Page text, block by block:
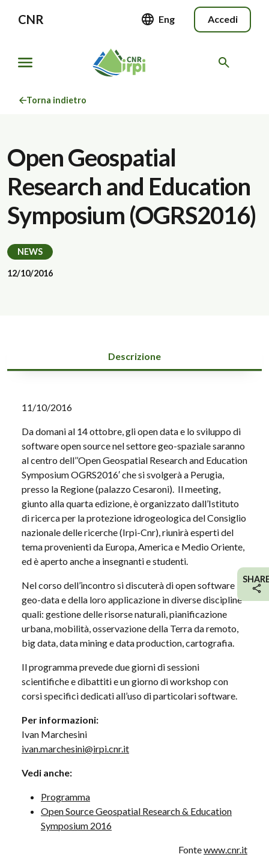
CNR Eng Accedi
Torna indietro
Open Geospatial
Research and Education
Symposium (OGRS2016)
NEWS
12/10/2016
Descrizione
11/10/2016
Da domani al 14 ottobre, gli open data e lo sviluppo di
software open source nel settore geo-spaziale saranno
al centro dell’’Open Geospatial Research and Education
Symposium OGRS2016′ che si svolgerà a Perugia,
presso la Regione (palazzo Cesaroni). Il meeting,
giunto alla quarta edizione, è organizzato dall’Istituto
di ricerca per la protezione idrogeologica del Consiglio
nazionale delle ricerche (Irpi-Cnr), riunirà esperti del
tema provenienti da Europa, America e Medio Oriente,
ed è aperto anche a insegnanti e studenti.
Nel corso dell’incontro si discuterà di open software
geo-data e della loro applicazione in diverse discipline
quali: gestione delle risorse naturali, pianificazione
urbana, mobilità, osservazione della Terra da remoto,
big data, data mining e data production, cartografia.
Il programma prevede due giorni di sessioni
scientifiche e dibattiti e un giorno di workshop con
corsi specifici dedicati all’uso di particolari software.
Per informazioni:
Ivan Marchesini
ivan.marchesini@irpi.cnr.it
Vedi anche:
Programma
Open Source Geospatial Research & Education
Symposium 2016
Fontewww.cnr.it